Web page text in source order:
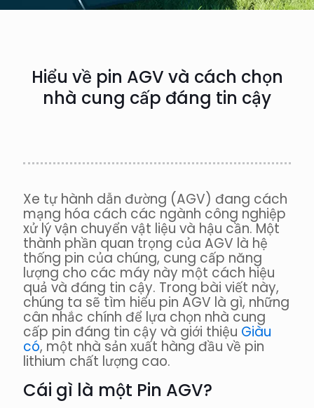
Hiểu về pin AGV và cách chọn
nhà cung cấp đáng tin cậy
Xe tự hành dẫn đường (AGV) đang cách
mạng hóa cách các ngành công nghiệp
xử lý vận chuyển vật liệu và hậu cần. Một
thành phần quan trọng của AGV là hệ
thống pin của chúng, cung cấp năng
lượng cho các máy này một cách hiệu
quả và đáng tin cậy. Trong bài viết này,
chúng ta sẽ tìm hiểu pin AGV là gì, những
cân nhắc chính để lựa chọn nhà cung
cấp pin đáng tin cậy và giới thiệu Giàu
có, một nhà sản xuất hàng đầu về pin
lithium chất lượng cao.
Cái gì là một Pin AGV?